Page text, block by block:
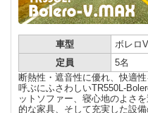
車型
ボレロ
定員
5名
断熱性・遮音性に優れ、快適
呼ぶにふさわしいTR550L-
ットソファー、寝心地のよさ
的な家具、そして充実した設